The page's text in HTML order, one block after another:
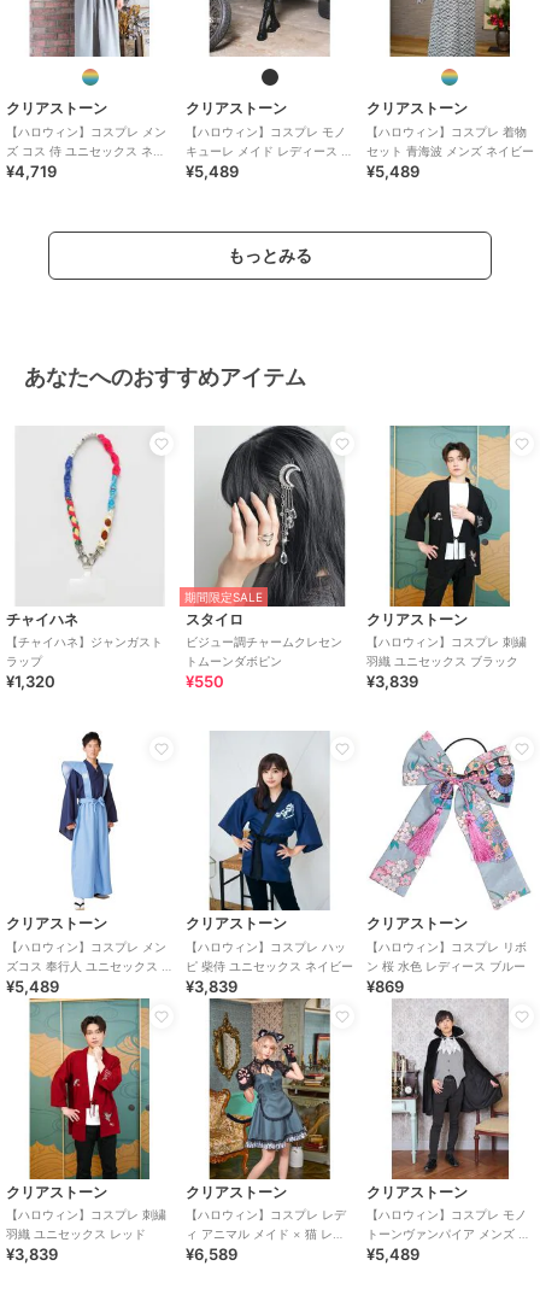
クリアストーン
【ハロウィン】コスプレ メン
ズ コス 侍 ユニセックス ネイ
ビー
¥4,719
クリアストーン
【ハロウィン】コスプレ モノ
キューレ メイド レディース ブ
ラック
¥5,489
クリアストーン
【ハロウィン】コスプレ 着物
セット 青海波 メンズ ネイビー
¥5,489
もっとみる
あなたへのおすすめアイテム
チャイハネ
【チャイハネ】ジャンガスト
ラップ
¥1,320
期間限定SALE
スタイロ
ビジュー調チャームクレセン
トムーンダボピン
¥550
クリアストーン
【ハロウィン】コスプレ 刺繍
羽織 ユニセックス ブラック
¥3,839
クリアストーン
【ハロウィン】コスプレ メン
ズコス 奉行人 ユニセックス ブ
ルー
¥5,489
クリアストーン
【ハロウィン】コスプレ ハッ
ピ 柴侍 ユニセックス ネイビー
¥3,839
クリアストーン
【ハロウィン】コスプレ リボ
ン 桜 水色 レディース ブルー
¥869
クリアストーン
【ハロウィン】コスプレ 刺繍
羽織 ユニセックス レッド
¥3,839
クリアストーン
【ハロウィン】コスプレ レデ
ィ アニマル メイド × 猫 レデ
ィース グレー
¥6,589
クリアストーン
【ハロウィン】コスプレ モノ
トーンヴァンパイア メンズ ブ
ラック ハロウィーン
¥5,489